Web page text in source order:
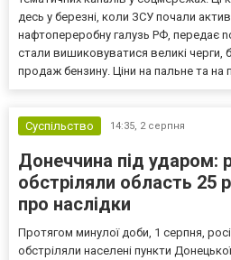
десь у березні, коли ЗСУ почали
нафтопереробну галузь РФ, передає
стали вишиковуватися великі черги,
продаж бензину. Ціни на пальне та на
Суспільство 14:35, 2 серпня
Донеччина під ударом:
обстріляли область 25
про наслідки
Протягом минулої доби, 1 серпня,
обстріляли населені пункти